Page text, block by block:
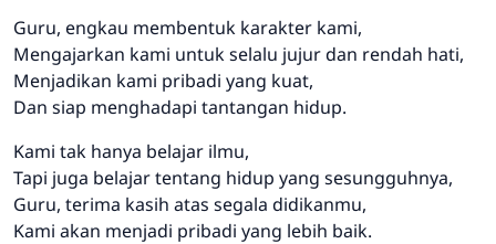
Guru, engkau membentuk karakter kami,
Mengajarkan kami untuk selalu jujur dan rendah hati,
Menjadikan kami pribadi yang kuat,
Dan siap menghadapi tantangan hidup.
Kami tak hanya belajar ilmu,
Tapi juga belajar tentang hidup yang sesungguhnya,
Guru, terima kasih atas segala didikanmu,
Kami akan menjadi pribadi yang lebih baik.